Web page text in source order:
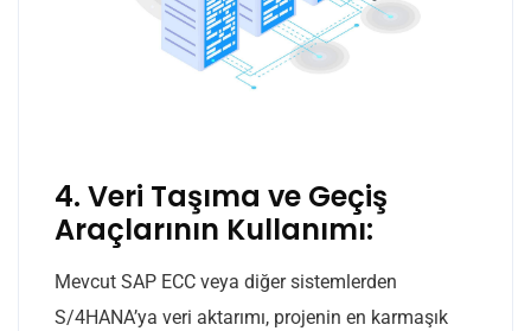
4. Veri Taşıma ve Geçiş
Araçlarının Kullanımı:
Mevcut SAP ECC veya diğer sistemlerden
S/4HANA’ya veri aktarımı, projenin en karmaşık